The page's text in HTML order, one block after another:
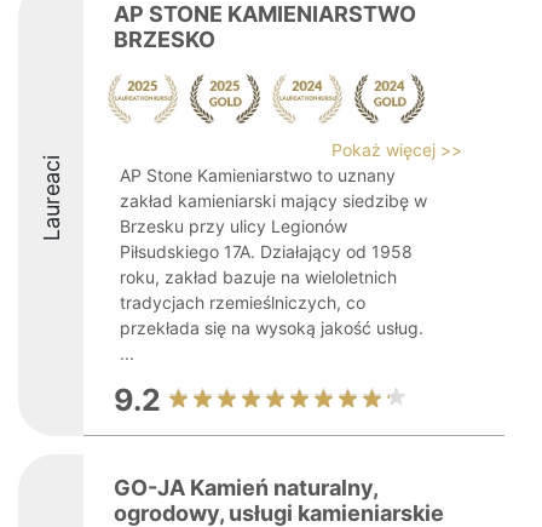
Laureaci
AP STONE KAMIENIARSTWO
BRZESKO
Pokaż więcej >>
AP Stone Kamieniarstwo to uznany
zakład kamieniarski mający siedzibę w
Brzesku przy ulicy Legionów
Piłsudskiego 17A. Działający od 1958
roku, zakład bazuje na wieloletnich
tradycjach rzemieślniczych, co
przekłada się na wysoką jakość usług.
...
9.2
GO-JA Kamień naturalny,
ogrodowy, usługi kamieniarskie